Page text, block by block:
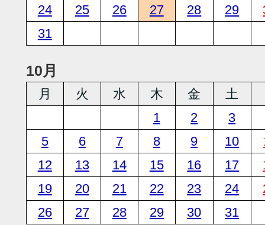
24
25 26 27 28 29
31
10月
月 火 水 木 金 土
1
2
3
5
6 7 8 9 10
12
13 14 15 16 17
19
20 21 22 23 24
26
27 28 29 30 31